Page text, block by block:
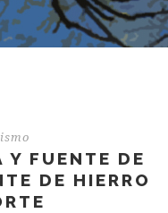
FUENTE DE
DE HIERRO